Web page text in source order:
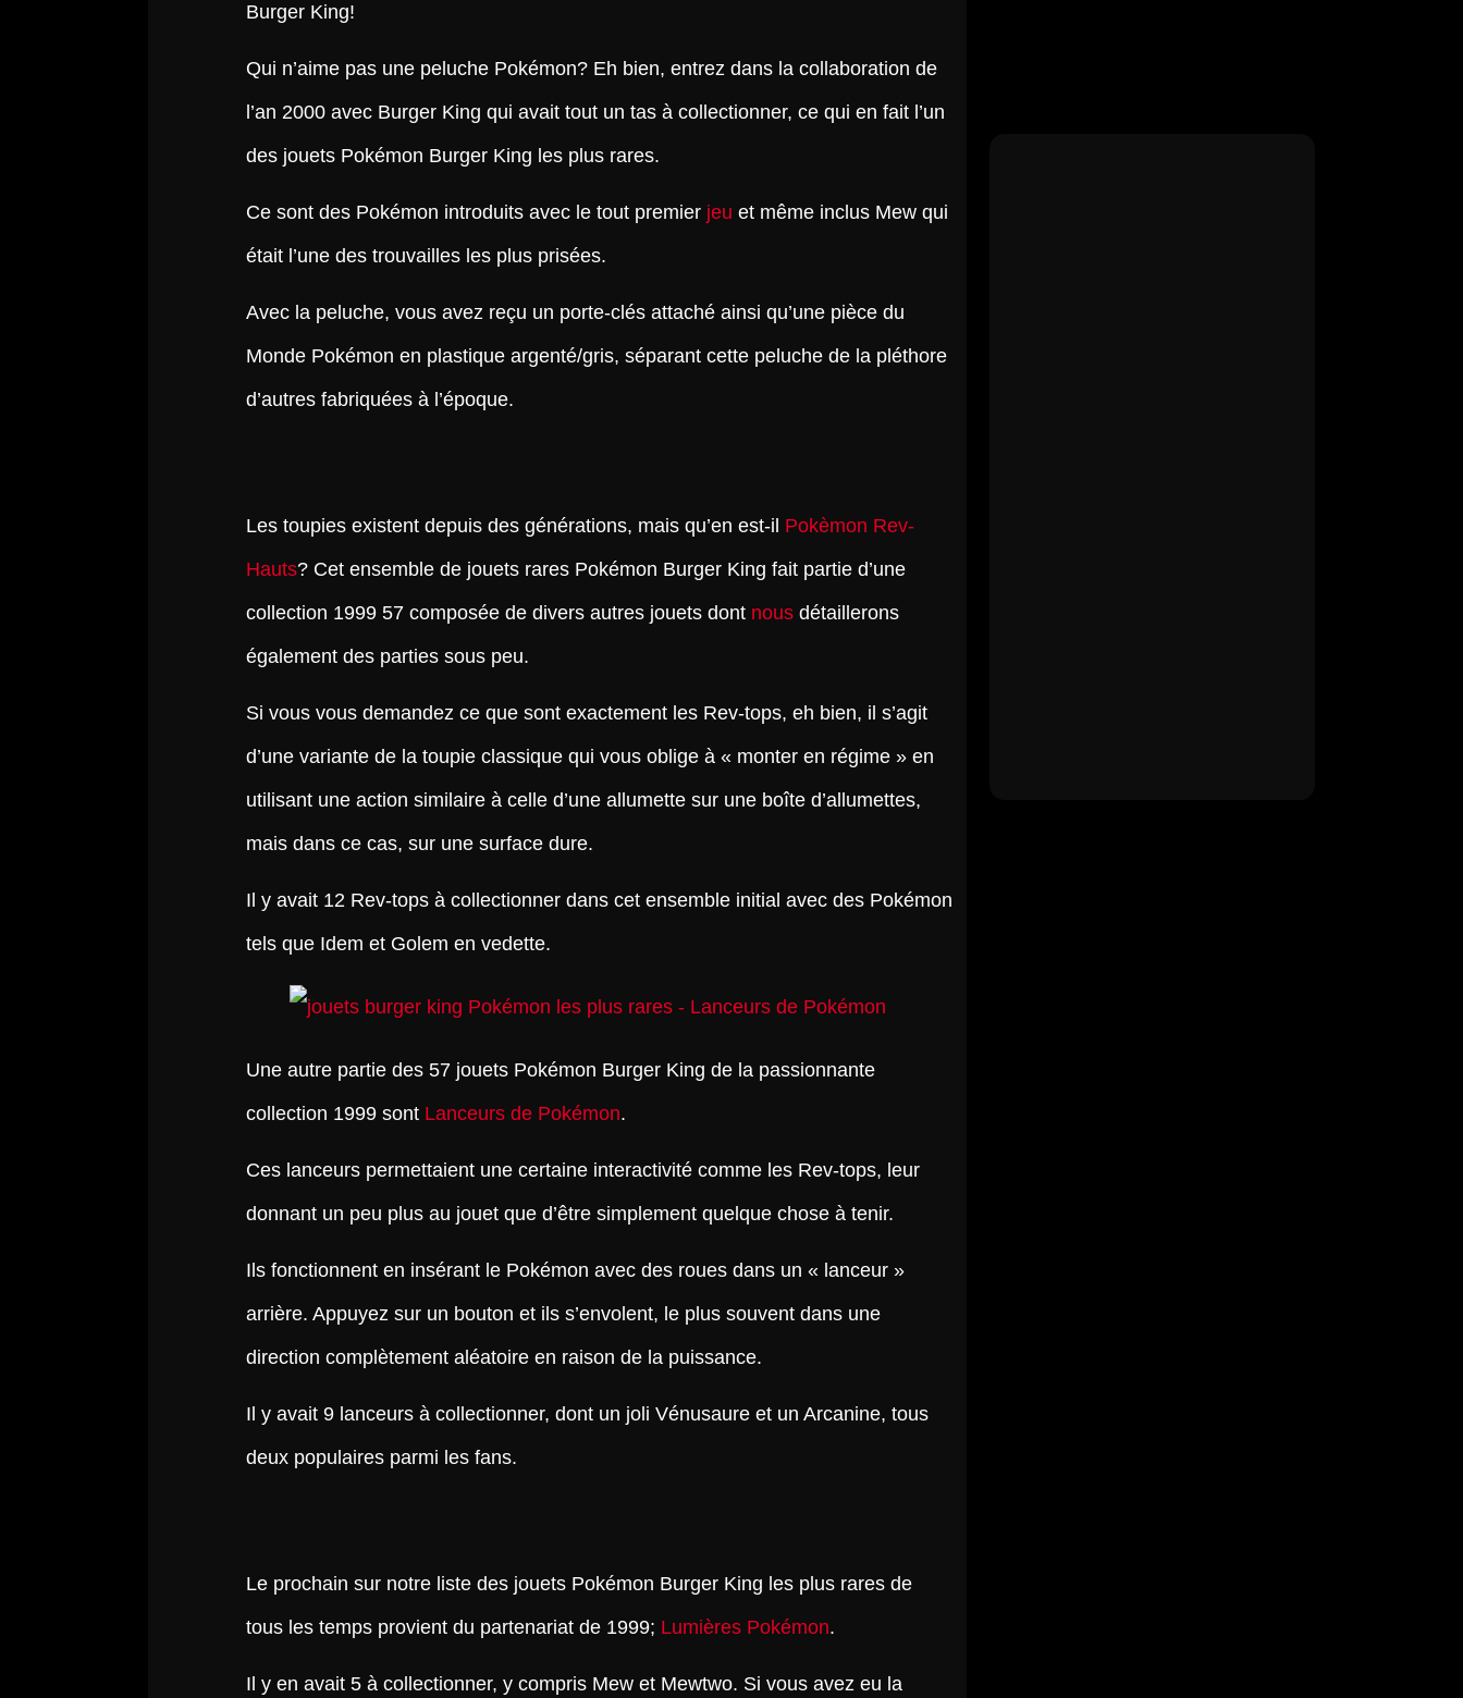
Burger King!
Qui n’aime pas une peluche Pokémon? Eh bien, entrez dans la collaboration de
l’an 2000 avec Burger King qui avait tout un tas à collectionner, ce qui en fait l’un
des jouets Pokémon Burger King les plus rares.
Ce sont des Pokémon introduits avec le tout premier jeu et même inclus Mew qui
était l’une des trouvailles les plus prisées.
Avec la peluche, vous avez reçu un porte-clés attaché ainsi qu’une pièce du
Monde Pokémon en plastique argenté/gris, séparant cette peluche de la pléthore
d’autres fabriquées à l’époque.
Les toupies existent depuis des générations, mais qu’en est-il Pokèmon Rev-
Hauts? Cet ensemble de jouets rares Pokémon Burger King fait partie d’une
collection 1999 57 composée de divers autres jouets dont nous détaillerons
également des parties sous peu.
Si vous vous demandez ce que sont exactement les Rev-tops, eh bien, il s’agit
d’une variante de la toupie classique qui vous oblige à « monter en régime » en
utilisant une action similaire à celle d’une allumette sur une boîte d’allumettes,
mais dans ce cas, sur une surface dure.
Il y avait 12 Rev-tops à collectionner dans cet ensemble initial avec des Pokémon
tels que Idem et Golem en vedette.
Une autre partie des 57 jouets Pokémon Burger King de la passionnante
collection 1999 sont Lanceurs de Pokémon.
Ces lanceurs permettaient une certaine interactivité comme les Rev-tops, leur
donnant un peu plus au jouet que d’être simplement quelque chose à tenir.
Ils fonctionnent en insérant le Pokémon avec des roues dans un « lanceur »
arrière. Appuyez sur un bouton et ils s’envolent, le plus souvent dans une
direction complètement aléatoire en raison de la puissance.
Il y avait 9 lanceurs à collectionner, dont un joli Vénusaure et un Arcanine, tous
deux populaires parmi les fans.
Le prochain sur notre liste des jouets Pokémon Burger King les plus rares de
tous les temps provient du partenariat de 1999; Lumières Pokémon.
Il y en avait 5 à collectionner, y compris Mew et Mewtwo. Si vous avez eu la